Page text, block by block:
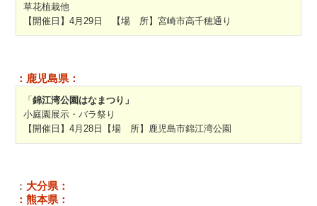
草花植栽他
【開催日】4月29日 【場 所】宮崎市高千穂通り
：鹿児島県：
「錦江湾公園はなまつり」
小庭園展示・バラ祭り
【開催日】4月28日【場 所】鹿児島市錦江湾公園
： 大分県：
：熊本県：